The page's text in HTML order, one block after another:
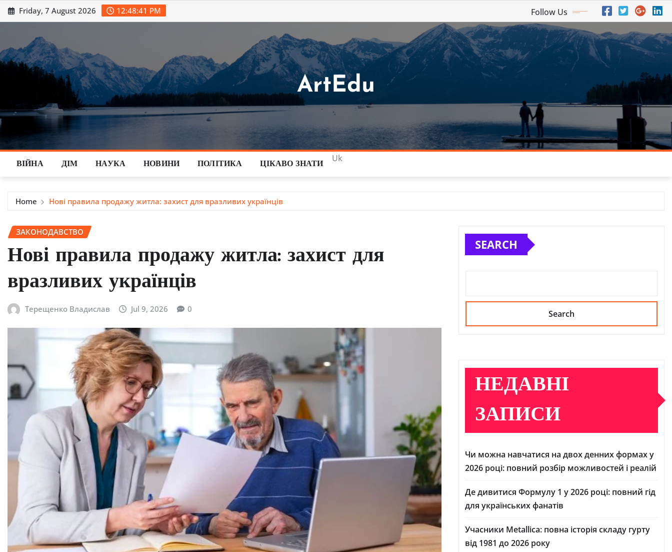
Skip
to
Friday, 7 August 2026 12:48:42 PM Follow Us
ArtEdu
ВІЙНА ДІМ НАУКА НОВИНИ ПОЛІТИКА ЦІКАВО ЗНАТИ
Uk
Home Нові правила продажу житла: захист для вразливих українців
ЗАКОНОДАВСТВО
Нові правила продажу житла: захист для
вразливих українців
Терещенко Владислав Jul 9, 2026 0
SEARCH
Search
НЕДАВНІ
ЗАПИСИ
Чи можна навчатися на двох денних формах у
2026 році: повний розбір можливостей і реалій
Де дивитися Формулу 1 у 2026 році: повний гід
для українських фанатів
Учасники Metallica: повна історія складу гурту
від 1981 до 2026 року